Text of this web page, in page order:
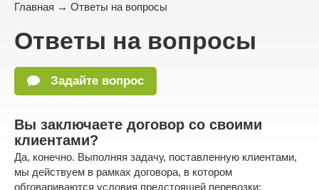
Главная → Ответы на вопросы
Ответы на вопросы
Задайте вопрос
Вы заключаете договор со своими
клиентами?
Да, конечно. Выполняя задачу, поставленную клиентами,
мы действуем в рамках договора, в котором
обговариваются условия предстоящей перевозки: